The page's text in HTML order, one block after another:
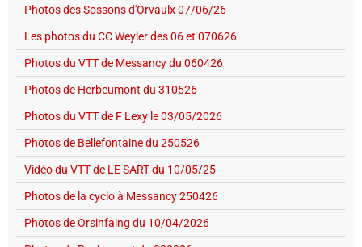
Photos des Sossons d'Orvaulx 07/06/26
Les photos du CC Weyler des 06 et 070626
Photos du VTT de Messancy du 060426
Photos de Herbeumont du 310526
Photos du VTT de F Lexy le 03/05/2026
Photos de Bellefontaine du 250526
Vidéo du VTT de LE SART du 10/05/25
Photos de la cyclo à Messancy 250426
Photos de Orsinfaing du 10/04/2026